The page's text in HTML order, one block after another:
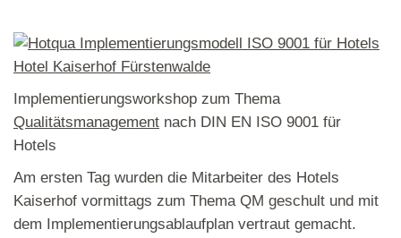
Hotel Kaiserhof Fürstenwalde
Implementierungsworkshop zum Thema
Qualitätsmanagement nach DIN EN ISO 9001 für
Hotels
Am ersten Tag wurden die Mitarbeiter des Hotels
Kaiserhof vormittags zum Thema QM geschult und mit
dem Implementierungsablaufplan vertraut gemacht.